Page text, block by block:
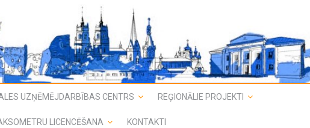
UZŅĒMĒJDARBĪBAS CENTRS REĢIONĀLIE PROJEKTI
LICENCĒŠANA KONTAKTI